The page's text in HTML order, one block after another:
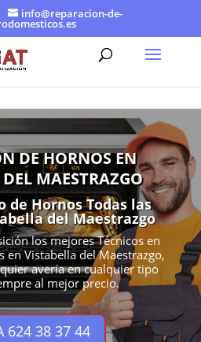
info@reparacion-de-
DE HORNOS EN
MAESTRAZGO
de Hornos Todas las
del Maestrazgo
los mejores Técnicos en
en Vistabella del Maestrazgo,
avería en cualquier tipo
al mejor precio.
624 38 37 44